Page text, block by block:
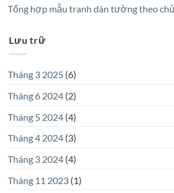
Tổng hợp mẫu tranh dán tường theo
Lưu trữ
Tháng 3 2025(6)
Tháng 6 2024(2)
Tháng 5 2024(4)
Tháng 4 2024(3)
Tháng 3 2024(4)
Tháng 11 2023(1)